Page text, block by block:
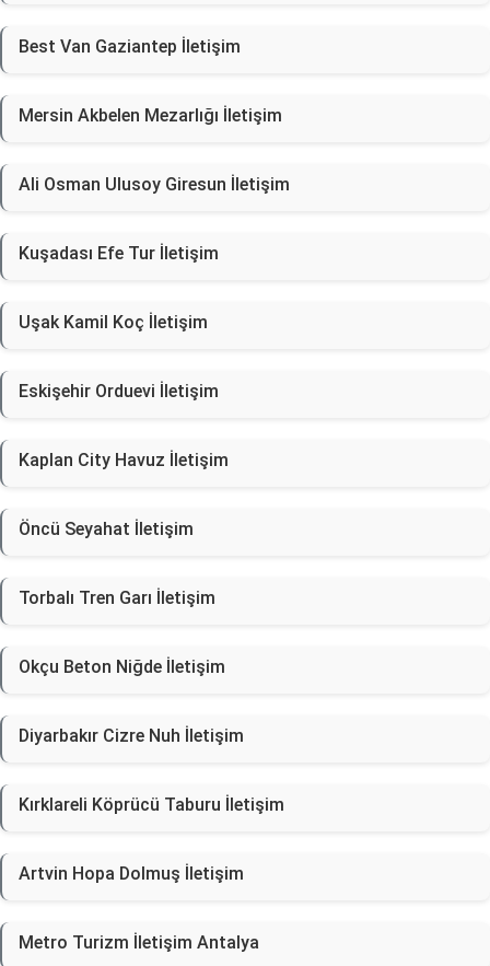
Best Van Gaziantep İletişim
Mersin Akbelen Mezarlığı İletişim
Ali Osman Ulusoy Giresun İletişim
Kuşadası Efe Tur İletişim
Uşak Kamil Koç İletişim
Eskişehir Orduevi İletişim
Kaplan City Havuz İletişim
Öncü Seyahat İletişim
Torbalı Tren Garı İletişim
Okçu Beton Niğde İletişim
Diyarbakır Cizre Nuh İletişim
Kırklareli Köprücü Taburu İletişim
Artvin Hopa Dolmuş İletişim
Metro Turizm İletişim Antalya